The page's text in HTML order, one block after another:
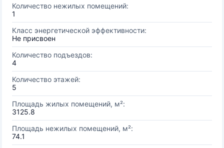
Количество нежилых помещений:
1
Класс энергетической эффективности:
Не присвоен
Количество подъездов:
4
Количество этажей:
5
Площадь жилых помещений, м²:
3125.8
Площадь нежилых помещений, м²:
74.1